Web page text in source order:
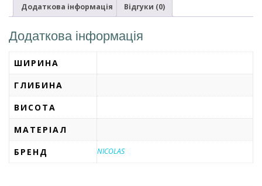
Додаткова інформація Відгуки (0)
Додаткова інформація
ШИРИНА
ГЛИБИНА
ВИСОТА
МАТЕРІАЛ
БРЕНД
NICOLAS